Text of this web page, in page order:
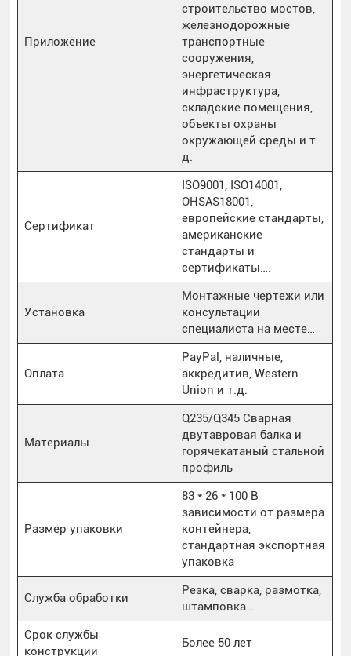
Приложение
строительство мостов,
железнодорожные
транспортные
сооружения,
энергетическая
инфраструктура,
складские помещения,
объекты охраны
окружающей среды и т.
д.
Сертификат
ISO9001, ISO14001,
OHSAS18001,
европейские стандарты,
американские
стандарты и
сертификаты….
Установка
Монтажные чертежи или
консультации
специалиста на месте…
Оплата
PayPal, наличные,
аккредитив, Western
Union и т.д.
Материалы
Q235/Q345 Сварная
двутавровая балка и
горячекатаный стальной
профиль
Размер упаковки
83 * 26 * 100 В
зависимости от размера
контейнера,
стандартная экспортная
упаковка
Служба обработки
Резка, сварка, размотка,
штамповка…
Срок службы
конструкции
Более 50 лет